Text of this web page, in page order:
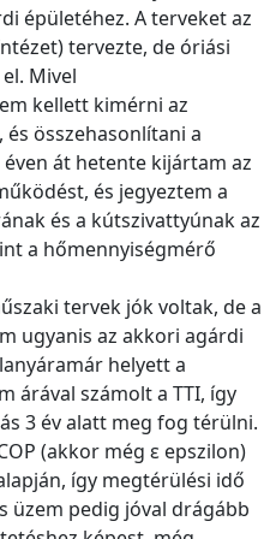
épületéhez. A terveket az
tervezte, de óriási
Mivel
kellett kimérni az
összehasonlítani a
át hetente kijártam az
és jegyeztem a
és a kútszivattyúnak az
a hőmennyiségmérő
tervek jók voltak, de a
ugyanis az akkori agárdi
helyett a
árával számolt a TTI, így
3 év alatt meg fog térülni.
(akkor még ε epszilon)
így megtérülési idő
üzem pedig jóval drágább